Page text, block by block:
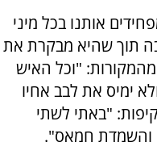
אותנו בכל מיני
תוך שהיא מבקרת את
"וכל האיש
ימיס את לבב אחיו
"באתי לשתי
והשמדת חמאס".